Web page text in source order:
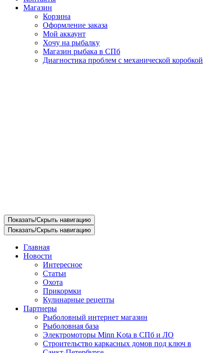
Магазин
Корзина
Оформление заказа
Мой аккаунт
Хочу на рыбалку
Магазин рыбака в СПб
Диагностика проблем с механической коробкой
Показать/Скрыть навигацию
Показать/Скрыть навигацию
Главная
Новости
Интересное
Статьи
Охота
Прикормки
Кулинарные рецепты
Партнеры
Рыболовный интернет магазин
Рыболовная база
Электромоторы Minn Kota в СПб и ЛО
Строительство каркасных домов под ключ в